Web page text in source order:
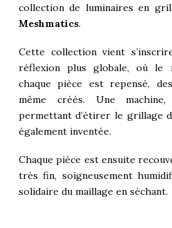
collection de luminaires en
Meshmatics.
Cette collection vient
réflexion plus globale, où le
chaque pièce est repensé,
même créés. Une
permettant d’étirer le grillage
également inventée.
Chaque pièce est ensuite
très fin, soigneusement
solidaire du maillage en séchant.